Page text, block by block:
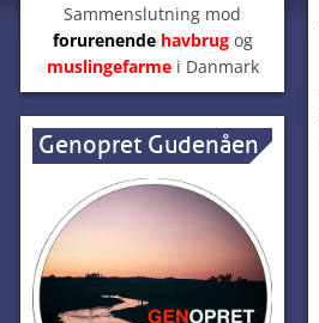
Sammenslutning mod
forurenendehavbrugog
muslingefarmei Danmark
Genopret Gudenåen